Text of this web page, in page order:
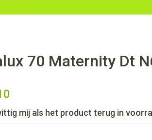
70 Maternity Dt
mij als het product terug in